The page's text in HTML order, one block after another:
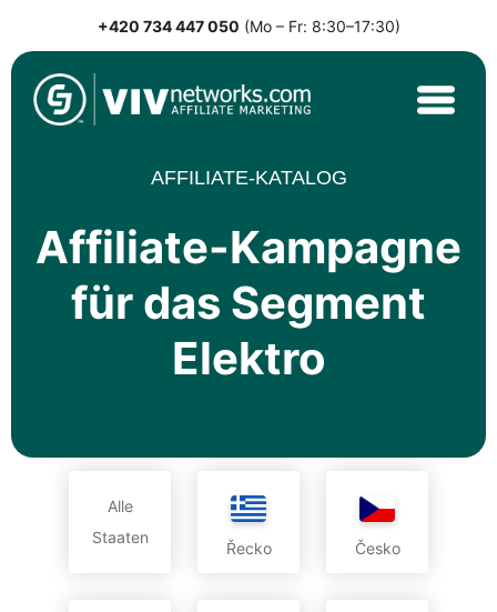
to
content
+420 734 447 050 (Mo – Fr: 8:30–17:30)
VIVnetworks.com
Nejvýkonnější affiliate síť v CEE
AFFILIATE-KATALOG
Affiliate-Kampagne
für das Segment
Elektro
Alle
Staaten
Řecko Česko